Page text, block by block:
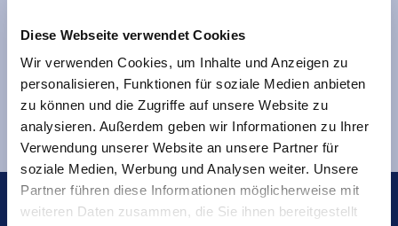
Diese Webseite verwendet Cookies
Wir verwenden Cookies, um Inhalte und Anzeigen zu
personalisieren, Funktionen für soziale Medien anbieten
zu können und die Zugriffe auf unsere Website zu
analysieren. Außerdem geben wir Informationen zu Ihrer
Verwendung unserer Website an unsere Partner für
soziale Medien, Werbung und Analysen weiter. Unsere
Partner führen diese Informationen möglicherweise mit
weiteren Daten zusammen, die Sie ihnen bereitgestellt